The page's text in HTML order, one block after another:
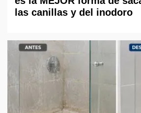
las canillas y del inodoro